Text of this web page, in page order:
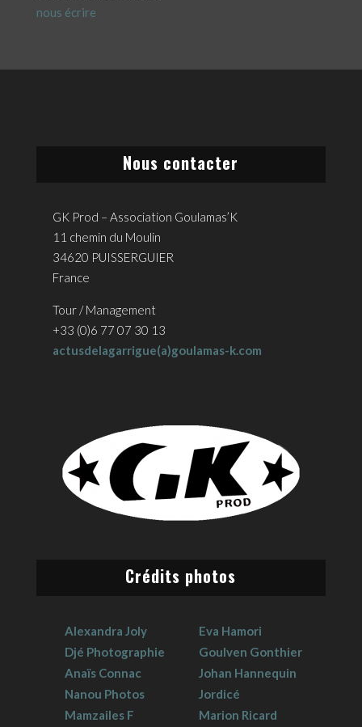
nous écrire
Nous contacter
GK Prod – Association Goulamas’K
11 chemin du Moulin
34620 PUISSERGUIER
France
Tour / Management
+33 (0)6 77 07 30 13
actusdelagarrigue(a)goulamas-k.com
Crédits photos
Alexandra Joly
Djé Photographie
Anaïs Connac
Nanou Photos
Mamzailes F
Eva Hamori
Goulven Gonthier
Johan Hannequin
Jordicé
Marion Ricard